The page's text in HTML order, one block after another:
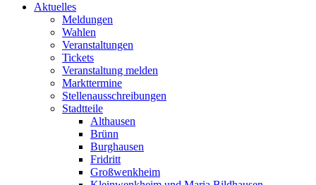
Aktuelles
Meldungen
Wahlen
Veranstaltungen
Tickets
Veranstaltung melden
Markttermine
Stellenausschreibungen
Stadtteile
Althausen
Brünn
Burghausen
Fridritt
Großwenkheim